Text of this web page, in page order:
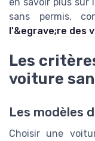
sans permis,
l'&egrave;re des
Les
voiture
Les modèles
Choisir une